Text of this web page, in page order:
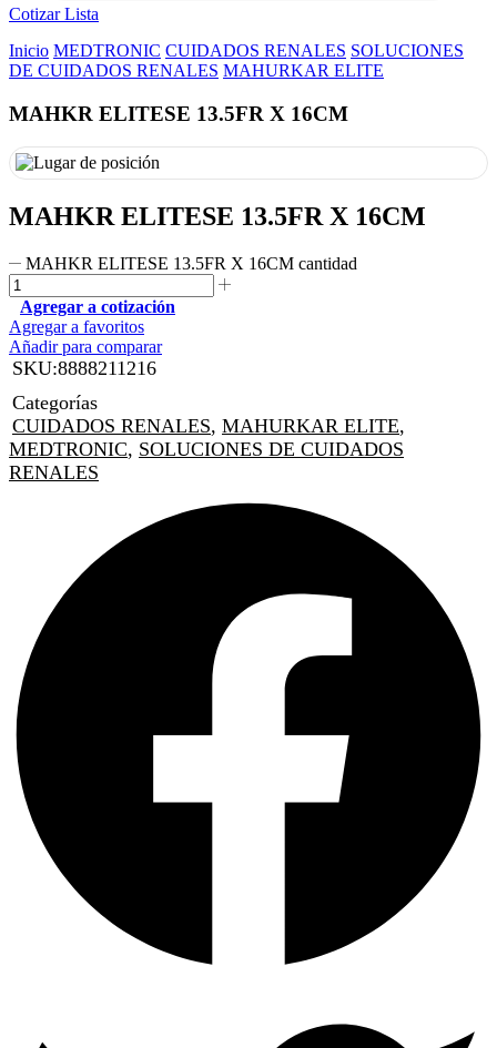
Cotizar Lista
Inicio MEDTRONIC CUIDADOS RENALES SOLUCIONES
DE CUIDADOS RENALES MAHURKAR ELITE
MAHKR ELITESE 13.5FR X 16CM
MAHKR ELITESE 13.5FR X 16CM
MAHKR ELITESE 13.5FR X 16CM cantidad
Agregar a cotización
Agregar a favoritos
Añadir para comparar
SKU:8888211216
Categorías
CUIDADOS RENALES, MAHURKAR ELITE,
MEDTRONIC, SOLUCIONES DE CUIDADOS
RENALES